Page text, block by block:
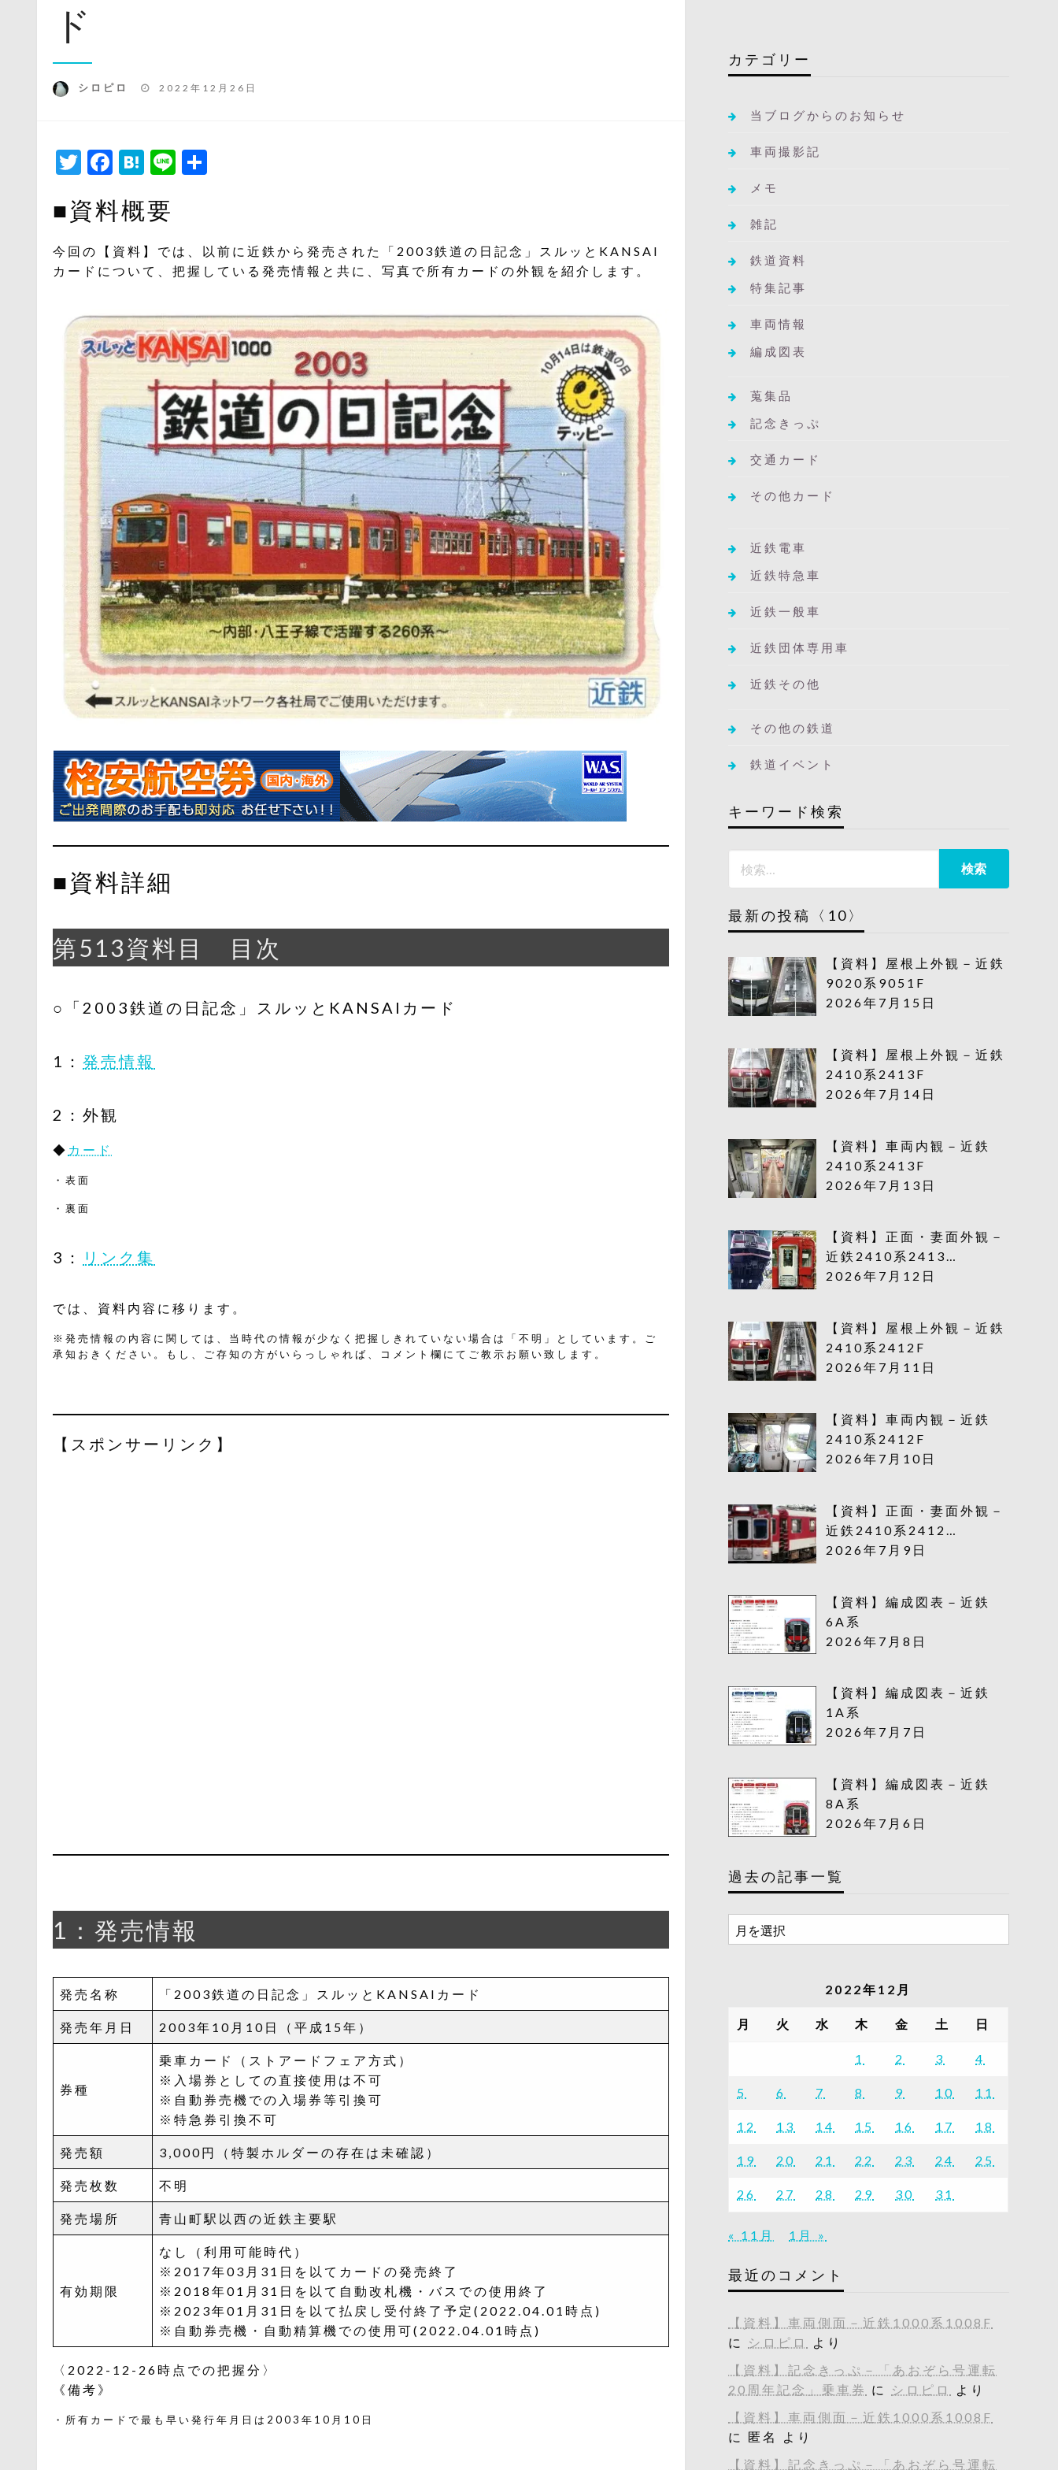
ド
シロピロ
投
2022年12月26日
Twitter
Facebook
Hatena
Line
■資料概要
今回の【資料】では、以前に近鉄から発売された「2003鉄道の日記念」スルッとKANSAI
カードについて、把握している発売情報と共に、写真で所有カードの外観を紹介します。
■資料詳細
第513資料目 目次
○「2003鉄道の日記念」スルッとKANSAIカード
1： 発売情報
2：外観
◆ カード
・表面
・裏面
3： リンク集
では、資料内容に移ります。
※発売情報の内容に関しては、当時代の情報が少なく把握しきれていない場合は「不明」としています。ご
承知おきください。もし、ご存知の方がいらっしゃれば、コメント欄にてご教示お願い致します。
【スポンサーリンク】
1：発売情報
発売名称 「2003鉄道の日記念」スルッとKANSAIカード
発売年月日 2003年10月10日（平成15年）
券種
乗車カード（ストアードフェア方式）
※入場券としての直接使用は不可
※自動券売機での入場券等引換可
※特急券引換不可
発売額 3,000円（特製ホルダーの存在は未確認）
発売枚数 不明
発売場所 青山町駅以西の近鉄主要駅
有効期限
なし（利用可能時代）
※2017年03月31日を以てカードの発売終了
※2018年01月31日を以て自動改札機・バスでの使用終了
※2023年01月31日を以て払戻し受付終了予定(2022.04.01時点)
※自動券売機・自動精算機での使用可(2022.04.01時点)
〈2022-12-26時点での把握分〉
《備考》
・所有カードで最も早い発行年月日は2003年10月10日
カテゴリー
当ブログからのお知らせ
車両撮影記
メモ
雑記
鉄道資料
特集記事
車両情報
編成図表
蒐集品
記念きっぷ
交通カード
その他カード
近鉄電車
近鉄特急車
近鉄一般車
近鉄団体専用車
近鉄その他
その他の鉄道
鉄道イベント
キーワード検索
最新の投稿〈10〉
【資料】屋根上外観－近鉄
9020系9051F
2026年7月15日
【資料】屋根上外観－近鉄
2410系2413F
2026年7月14日
【資料】車両内観－近鉄
2410系2413F
2026年7月13日
【資料】正面・妻面外観－
近鉄2410系2413…
2026年7月12日
【資料】屋根上外観－近鉄
2410系2412F
2026年7月11日
【資料】車両内観－近鉄
2410系2412F
2026年7月10日
【資料】正面・妻面外観－
近鉄2410系2412…
2026年7月9日
【資料】編成図表－近鉄
6A系
2026年7月8日
【資料】編成図表－近鉄
1A系
2026年7月7日
【資料】編成図表－近鉄
8A系
2026年7月6日
過去の記事一覧
過
去
一
2022年12月
月 火 水 木 金 土 日
1 2 3 4
5 6 7 8 9 10 11
12 13 14 15 16 17 18
19 20 21 22 23 24 25
26 27 28 29 30 31
« 11月 1月 »
最近のコメント
【資料】車両側面－近鉄1000系1008F
に シロピロ
より
【資料】記念きっぷ－「あおぞら号運転
20周年記念」乗車券 に シロピロ
より
【資料】車両側面－近鉄1000系1008F
に 匿名
より
【資料】記念きっぷ－「あおぞら号運転